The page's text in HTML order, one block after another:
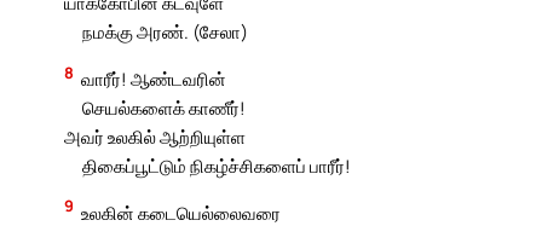
நமக்கு அரண். (சேலா)
8 வாரீர்! ஆண்டவரின்
செயல்களைக் காணீர்!
அவர் உலகில் ஆற்றியுள்ள
திகைப்பூட்டும் நிகழ்ச்சிகளைப் பாரீர்!
9 உலகின் கடையெல்லைவரை